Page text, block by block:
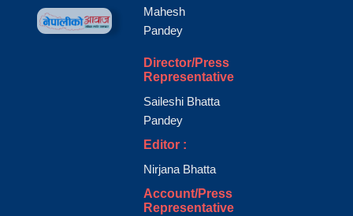
Mahesh
Pandey
Director/Press
Representative
Saileshi Bhatta
Pandey
Editor :
Nirjana Bhatta
Account/Press
Representative